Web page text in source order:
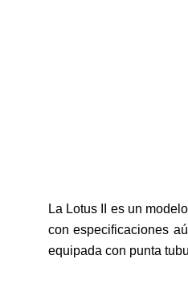
La Lotus II es un
con especificaciones
equipada con punta